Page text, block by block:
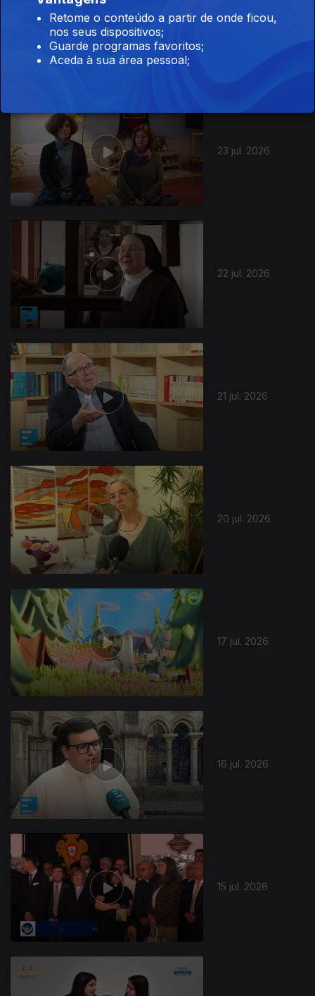
23 jul. 2026
22 jul. 2026
21 jul. 2026
20 jul. 2026
17 jul. 2026
16 jul. 2026
15 jul. 2026
Retome o conteúdo a partir de onde ficou,
nos seus dispositivos;
Guarde programas favoritos;
Aceda à sua área pessoal;